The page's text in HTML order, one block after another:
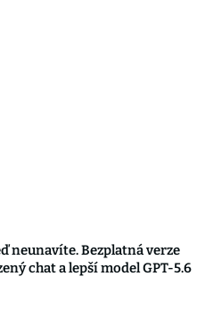
neunavíte. Bezplatná verze
chat a lepší model GPT-5.6